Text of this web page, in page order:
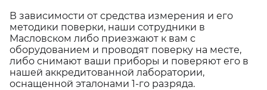
В зависимости от средства измерения и его
методики поверки, наши сотрудники в
Масловском либо приезжают к вам с
оборудованием и проводят поверку на месте,
либо снимают ваши приборы и поверяют его в
нашей аккредитованной лаборатории,
оснащенной эталонами 1-го разряда.